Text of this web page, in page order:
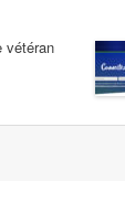
vétéran